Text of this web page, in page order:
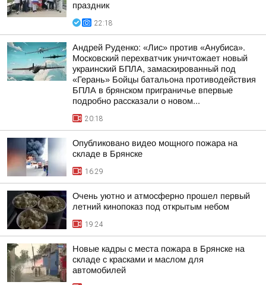
праздник
22:18
Андрей Руденко: «Лис» против «Анубиса».
Московский перехватчик уничтожает новый
украинский БПЛА, замаскированный под
«Герань» Бойцы батальона противодействия
БПЛА в брянском приграничье впервые
подробно рассказали о новом...
20:18
Опубликовано видео мощного пожара на
складе в Брянске
16:29
Очень уютно и атмосферно прошел первый
летний кинопоказ под открытым небом
19:24
Новые кадры с места пожара в Брянске на
складе с красками и маслом для
автомобилей